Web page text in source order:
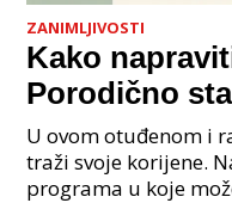
ZANIMLJIVOSTI
Kako
Porodično
U ovom otuđenom i
traži svoje korijene.
programa u koje